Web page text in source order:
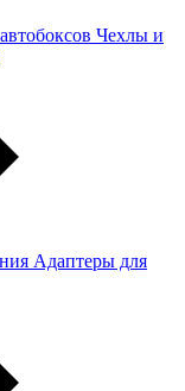
Чехлы и
Адаптеры для